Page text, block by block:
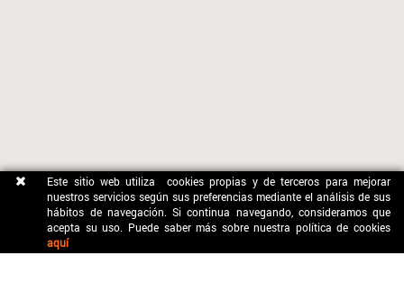
Este sitio web utiliza cookies propias y de terceros para mejorar
nuestros servicios según sus preferencias mediante el análisis de sus
hábitos de navegación. Si continua navegando, consideramos que
acepta su uso. Puede saber más sobre nuestra política de cookies
aquí